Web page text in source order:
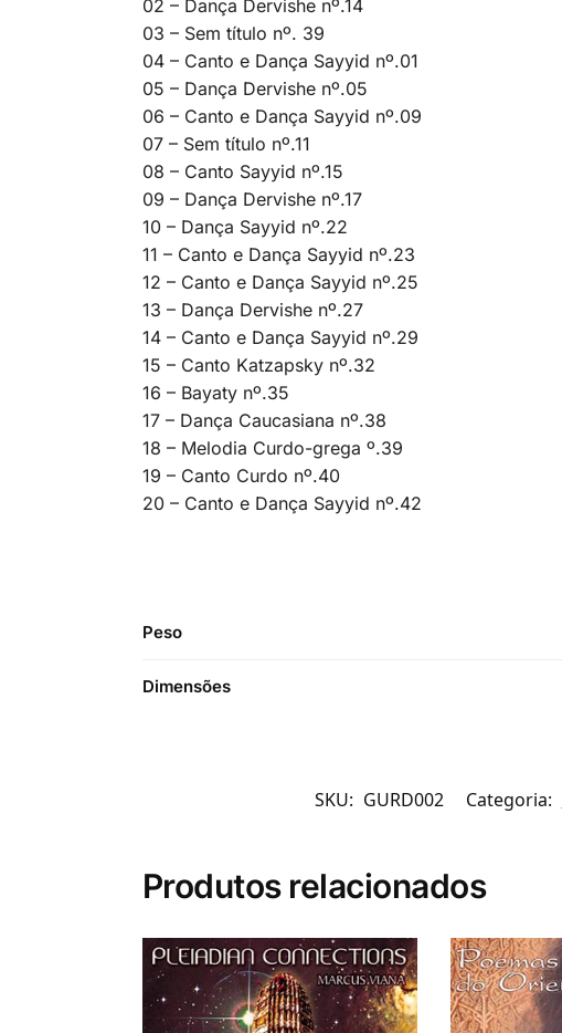
02 – Dança Dervishe nº.14
03 – Sem título nº. 39
04 – Canto e Dança Sayyid nº.01
05 – Dança Dervishe nº.05
06 – Canto e Dança Sayyid nº.09
07 – Sem título nº.11
08 – Canto Sayyid nº.15
09 – Dança Dervishe nº.17
10 – Dança Sayyid nº.22
11 – Canto e Dança Sayyid nº.23
12 – Canto e Dança Sayyid nº.25
13 – Dança Dervishe nº.27
14 – Canto e Dança Sayyid nº.29
15 – Canto Katzapsky nº.32
16 – Bayaty nº.35
17 – Dança Caucasiana nº.38
18 – Melodia Curdo-grega º.39
19 – Canto Curdo nº.40
20 – Canto e Dança Sayyid nº.42
Peso
Dimensões
SKU: GURD002 Categoria:
Produtos relacionados